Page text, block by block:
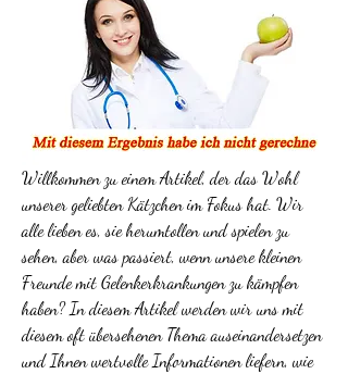
Willkommen zu einem Artikel, der das Wohl
unserer geliebten Kätzchen im Fokus hat. Wir
alle lieben es, sie herumtollen und spielen zu
sehen, aber was passiert, wenn unsere kleinen
Freunde mit Gelenkerkrankungen zu kämpfen
haben? In diesem Artikel werden wir uns mit
diesem oft übersehenen Thema auseinandersetzen
und Ihnen wertvolle Informationen liefern, wie